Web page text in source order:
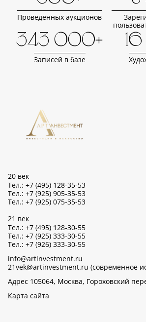
Проведенных аукционов
343 000+
Записей в базе
20 век
Тел.: +7 (495) 128-35-53
Тел.: +7 (925) 905-35-53
Тел.: +7 (925) 075-35-53
21 век
Тел.: +7 (495) 128-30-55
Тел.: +7 (925) 333-30-55
Тел.: +7 (926) 333-30-55
info@artinvestment.ru
21vek@artinvestment.ru (современное
Адрес 105064, Москва, Гороховский
Карта сайта